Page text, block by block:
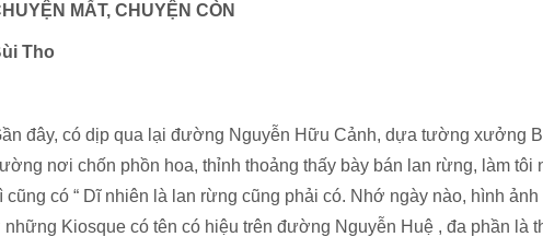
MẤT, CHUYỆN CÒN
Tho
đây, có dịp qua lại đường Nguyễn Hữu Cảnh, dựa tường xưởng
nơi chốn phồn hoa, thỉnh thoảng thấy bày bán lan rừng, làm tôi
cũng có “ Dĩ nhiên là lan rừng cũng phải có. Nhớ ngày nào, hình
những Kiosque có tên có hiệu trên đường Nguyễn Huệ , đa phần là